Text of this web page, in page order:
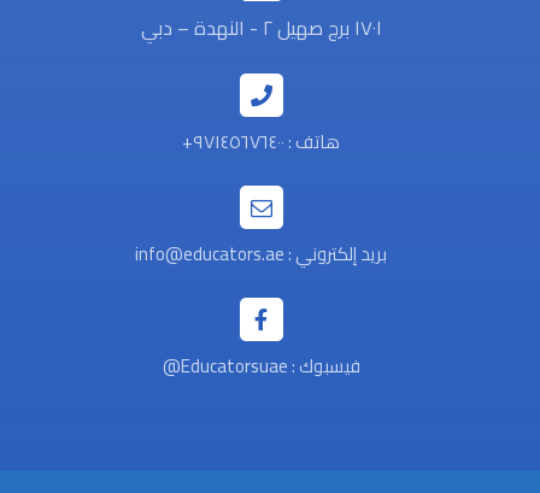
١٧٠١ برج صهيل ٢ - النهدة – دبي
هاتف : ٩٧١٤٥٦٧٦٤٠٠+
بريد إلكتروني : info@educators.ae
فيسبوك : Educatorsuae@